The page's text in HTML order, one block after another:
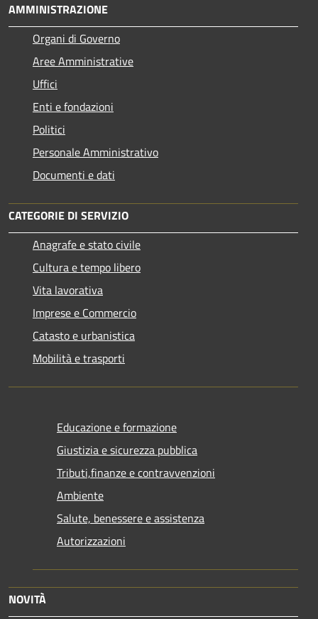
AMMINISTRAZIONE
Organi di Governo
Aree Amministrative
Uffici
Enti e fondazioni
Politici
Personale Amministrativo
Documenti e dati
CATEGORIE DI SERVIZIO
Anagrafe e stato civile
Cultura e tempo libero
Vita lavorativa
Imprese e Commercio
Catasto e urbanistica
Mobilità e trasporti
Educazione e formazione
Giustizia e sicurezza pubblica
Tributi,finanze e contravvenzioni
Ambiente
Salute, benessere e assistenza
Autorizzazioni
NOVITÀ